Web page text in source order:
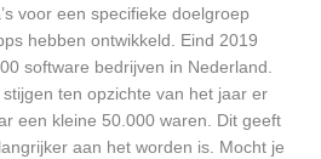
voor een specifieke doelgroep
hebben ontwikkeld. Eind 2019
software bedrijven in Nederland.
ten opzichte van het jaar er
een kleine 50.000 waren. Dit geeft
aan het worden is. Mocht je